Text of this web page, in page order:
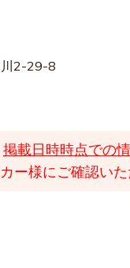
川2-29-8
掲載日時時点での
ー様にご確認い